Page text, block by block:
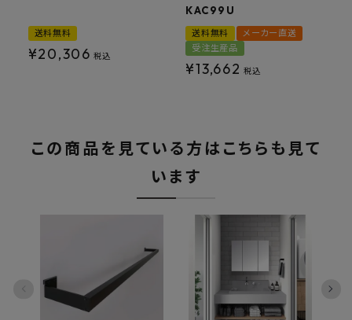
送料無料
¥20,306 税込
KAC99U
送料無料
メーカー直送
受注生産品
¥13,662 税込
この商品を見ている方はこちらも見て
います